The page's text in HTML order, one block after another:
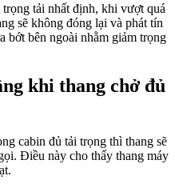
tải nhất định, khi vượt quá
sẽ không đóng lại và phát tín
bớt bên ngoài nhằm giảm trọng
khi thang chở đủ
cabin đủ tải trọng thì thang sẽ
Điều này cho thấy thang máy